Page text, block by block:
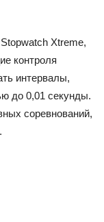
Xtreme,
контроля
интервалы,
до 0,01 секунды.
соревнований,